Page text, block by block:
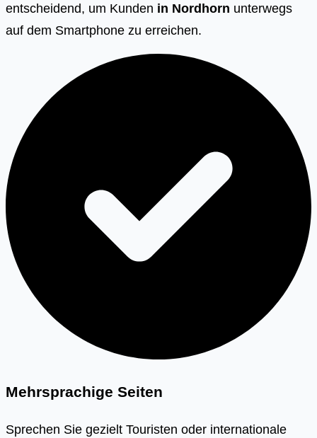
entscheidend, um Kunden in Nordhorn unterwegs
auf dem Smartphone zu erreichen.
Mehrsprachige Seiten
Sprechen Sie gezielt Touristen oder internationale